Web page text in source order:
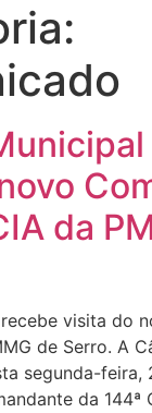
da
visita do
de Serro. A
segunda-feira,
da 144ª